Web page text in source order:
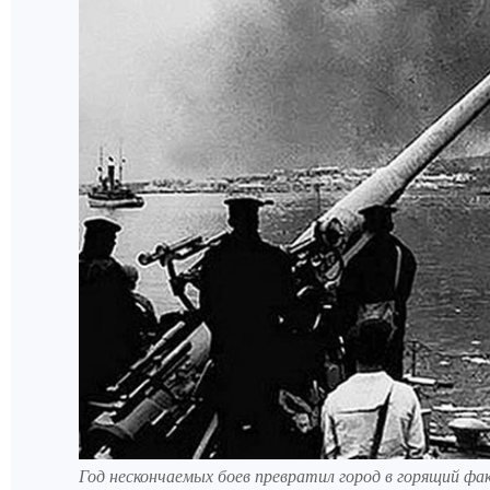
Год нескончаемых боев превратил город в горящий